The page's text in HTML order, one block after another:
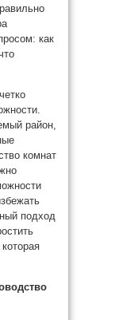
как
район,
комнат
подход